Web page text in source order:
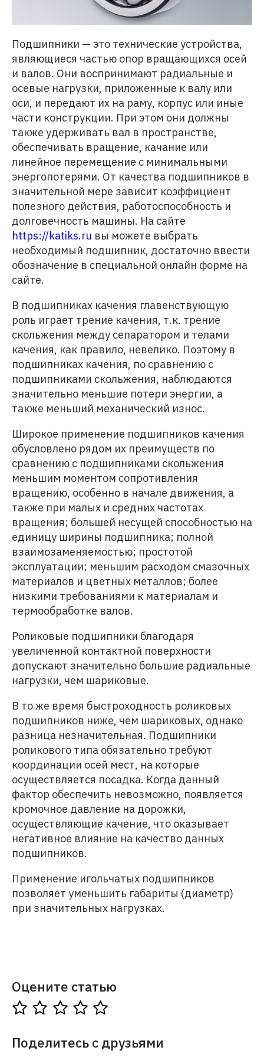
Подшипники — это технические устройства,
являющиеся частью опор вращающихся осей
и валов. Они воспринимают радиальные и
осевые нагрузки, приложенные к валу или
оси, и передают их на раму, корпус или иные
части конструкции. При этом они должны
также удерживать вал в пространстве,
обеспечивать вращение, качание или
линейное перемещение с минимальными
энергопотерями. От качества подшипников в
значительной мере зависит коэффициент
полезного действия, работоспособность и
долговечность машины. На сайте
https://katiks.ru вы можете выбрать
необходимый подшипник, достаточно ввести
обозначение в специальной онлайн форме на
сайте.
В подшипниках качения главенствующую
роль играет трение качения, т.к. трение
скольжения между сепаратором и телами
качения, как правило, невелико. Поэтому в
подшипниках качения, по сравнению с
подшипниками скольжения, наблюдаются
значительно меньшие потери энергии, а
также меньший механический износ.
Широкое применение подшипников качения
обусловлено рядом их преимуществ по
сравнению с подшипниками скольжения
меньшим моментом сопротивления
вращению, особенно в начале движения, а
также при малых и средних частотах
вращения; большей несущей способностью на
единицу ширины подшипника; полной
взаимозаменяемостью; простотой
эксплуатации; меньшим расходом смазочных
материалов и цветных металлов; более
низкими требованиями к материалам и
термообработке валов.
Роликовые подшипники благодаря
увеличенной контактной поверхности
допускают значительно большие радиальные
нагрузки, чем шариковые.
В то же время быстроходность роликовых
подшипников ниже, чем шариковых, однако
разница незначительная. Подшипники
роликового типа обязательно требуют
координации осей мест, на которые
осуществляется посадка. Когда данный
фактор обеспечить невозможно, появляется
кромочное давление на дорожки,
осуществляющие качение, что оказывает
негативное влияние на качество данных
подшипников.
Применение игольчатых подшипников
позволяет уменьшить габариты (диаметр)
при значительных нагрузках.
Оцените статью
Поделитесь с друзьями